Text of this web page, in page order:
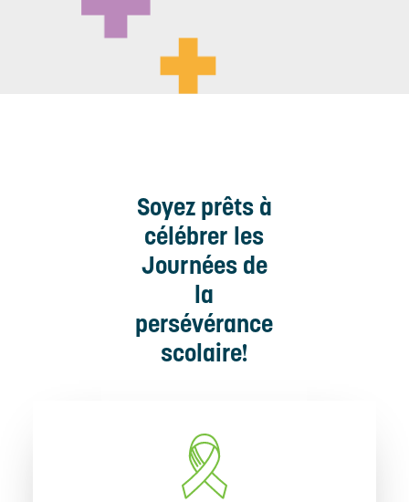
Soyez prêts à
célébrer les
Journées de
la
persévérance
scolaire!